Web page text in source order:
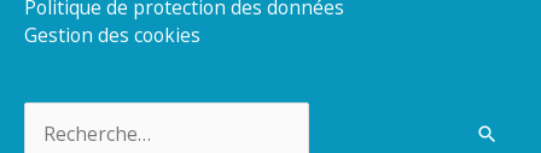
Politique de protection des données
Gestion des cookies